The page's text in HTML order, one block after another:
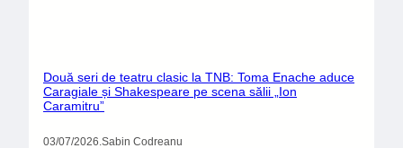
Două seri de teatru clasic la TNB: Toma Enache aduce
Caragiale și Shakespeare pe scena sălii „Ion
Caramitru”
03/07/2026.Sabin Codreanu